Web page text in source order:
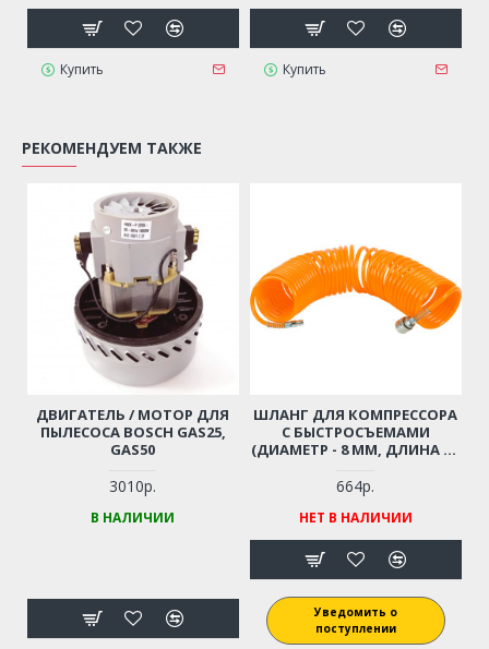
Купить Купить
РЕКОМЕНДУЕМ ТАКЖЕ
ДВИГАТЕЛЬ / МОТОР ДЛЯ
ПЫЛЕСОСА BOSCH GAS25,
GAS50
3010р.
В НАЛИЧИИ
ШЛАНГ ДЛЯ КОМПРЕССОРА
С БЫСТРОСЪЕМАМИ
(ДИАМЕТР - 8 ММ, ДЛИНА - 6
664р.
НЕТ В НАЛИЧИИ
Уведомить о
поступлении